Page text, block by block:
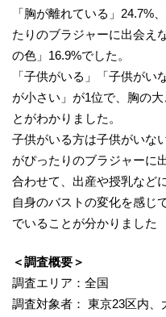
「胸が離れている」24.7%
たりのブラジャーに出会え
の色」16.9%でした。
「子供がいる」「子供が
が小さい」が1位で、胸の
とがわかりました。
子供がいる方は子供がいな
がぴったりのブラジャーに
合わせて、出産や授乳など
自身のバストの変化を感じ
でいることが分かりました
＜調査概要＞
調査エリア：全国
調査対象者： 東京23区内